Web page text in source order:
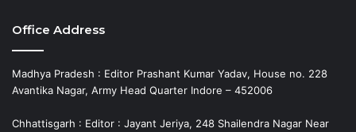
Office Address
Madhya Pradesh : Editor Prashant Kumar Yadav, House no. 228
Avantika Nagar, Army Head Quarter Indore – 452006
Chhattisgarh : Editor : Jayant Jeriya, 248 Shailendra Nagar Near